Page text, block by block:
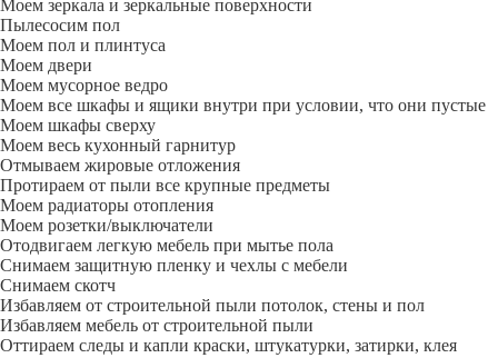
Моем зеркала и зеркальные поверхности
Пылесосим пол
Моем пол и плинтуса
Моем двери
Моем мусорное ведро
Моем все шкафы и ящики внутри при условии, что они пустые
Моем шкафы сверху
Моем весь кухонный гарнитур
Отмываем жировые отложения
Протираем от пыли все крупные предметы
Моем радиаторы отопления
Моем розетки/выключатели
Отодвигаем легкую мебель при мытье пола
Снимаем защитную пленку и чехлы с мебели
Снимаем скотч
Избавляем от строительной пыли потолок, стены и пол
Избавляем мебель от строительной пыли
Оттираем следы и капли краски, штукатурки, затирки, клея